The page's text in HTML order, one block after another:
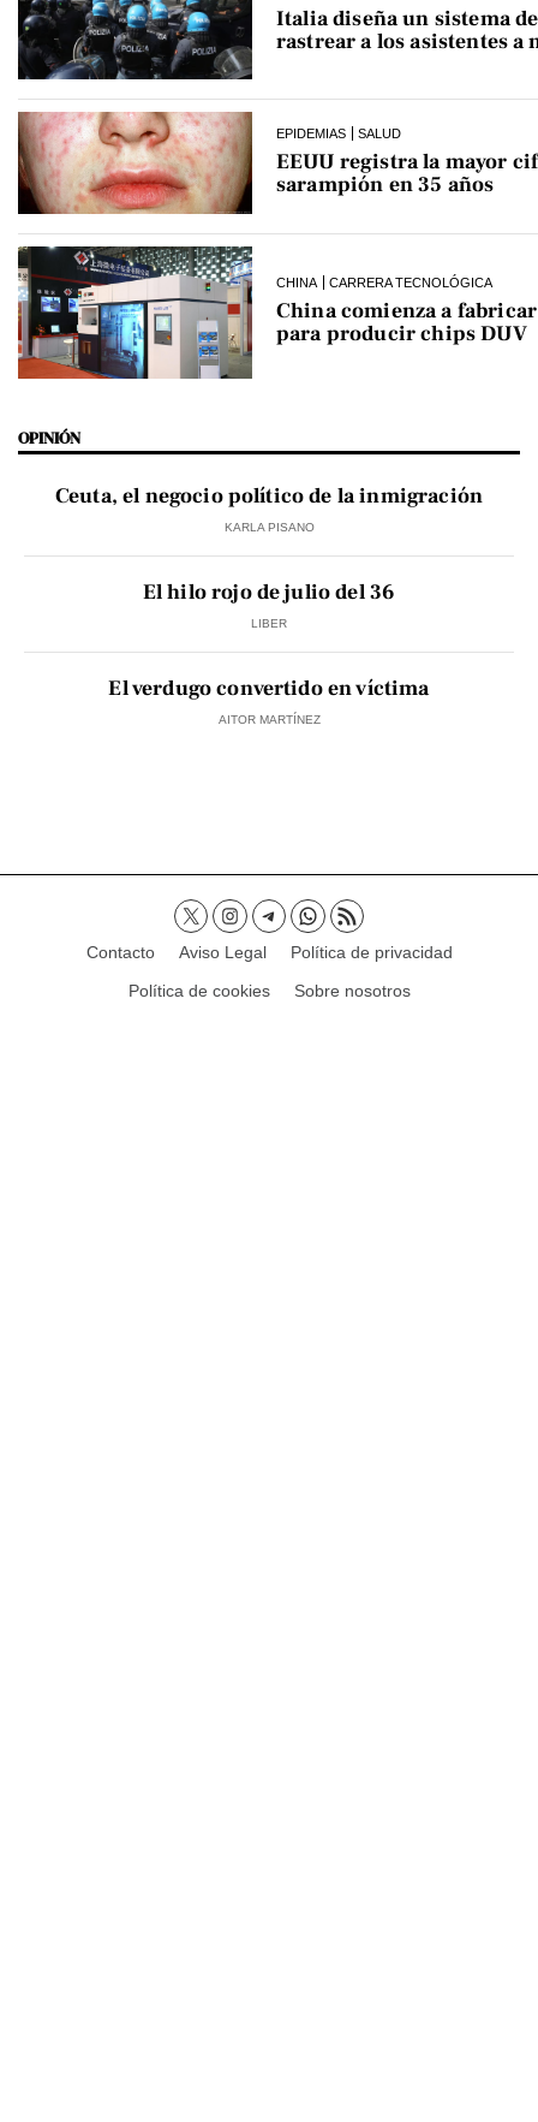
Italia diseña un sistema
rastrear a los asistentes a
EPIDEMIAS SALUD
EEUU registra la mayor
sarampión en 35 años
CHINA CARRERA TECNOLÓGICA
China comienza a
para producir chips DUV
OPINIÓN
Ceuta, el negocio político de la inmigración
KARLA PISANO
El hilo rojo de julio del 36
LIBER
El verdugo convertido en víctima
AITOR MARTÍNEZ
Contacto Aviso Legal
Política de privacidad
Política de cookies
Sobre nosotros